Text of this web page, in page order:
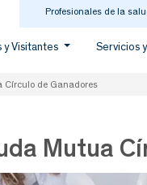
Profesionales de la
y Visitantes Servicios
Círculo de Ganadores
Mutua